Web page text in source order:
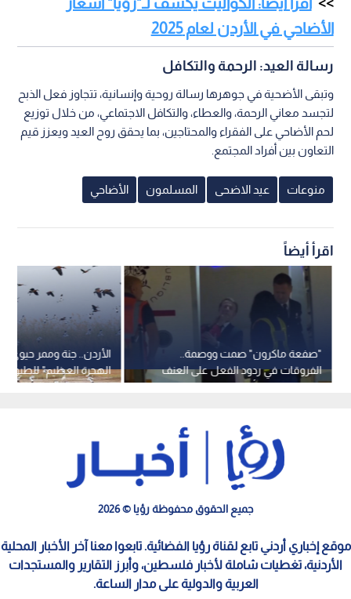
الأضاحي في الأردن لعام 2025
رسالة العيد: الرحمة والتكافل
وتبقى الأضحية في جوهرها رسالة روحية وإنسانية، تتجاوز فعل الذبح
لتجسد معاني الرحمة، والعطاء، والتكافل الاجتماعي، من خلال توزيع
لحم الأضاحي على الفقراء والمحتاجين، بما يحقق روح العيد ويعزز قيم
التعاون بين أفراد المجتمع.
منوعات عيد الاضحى المسلمون الأضاحي
اقرأ أيضاً
الأردن.. جنة وممر حيوي
الهجرة العظيم" للطيور
"صفعة ماكرون" صمت ووصمة..
الفروقات في ردود الفعل على العنف
بين الرجل والمرأة
جميع الحقوق محفوظة رؤيا © 2026
موقع إخباري أردني تابع لقناة رؤيا الفضائية. تابعوا معنا آخر الأخبار المحلية
الأردنية، تغطيات شاملة لأخبار فلسطين، وأبرز التقارير والمستجدات
العربية والدولية على مدار الساعة.